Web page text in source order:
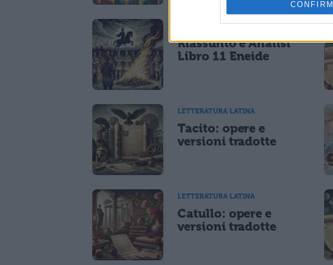
CONFIRM
LETTERATURA LATINA
Riassunto e Analisi
Libro 11 Eneide
LETTERATURA LATINA
Tacito: opere e
versioni tradotte
LETTERATURA LATINA
Catullo: opere e
versioni tradotte